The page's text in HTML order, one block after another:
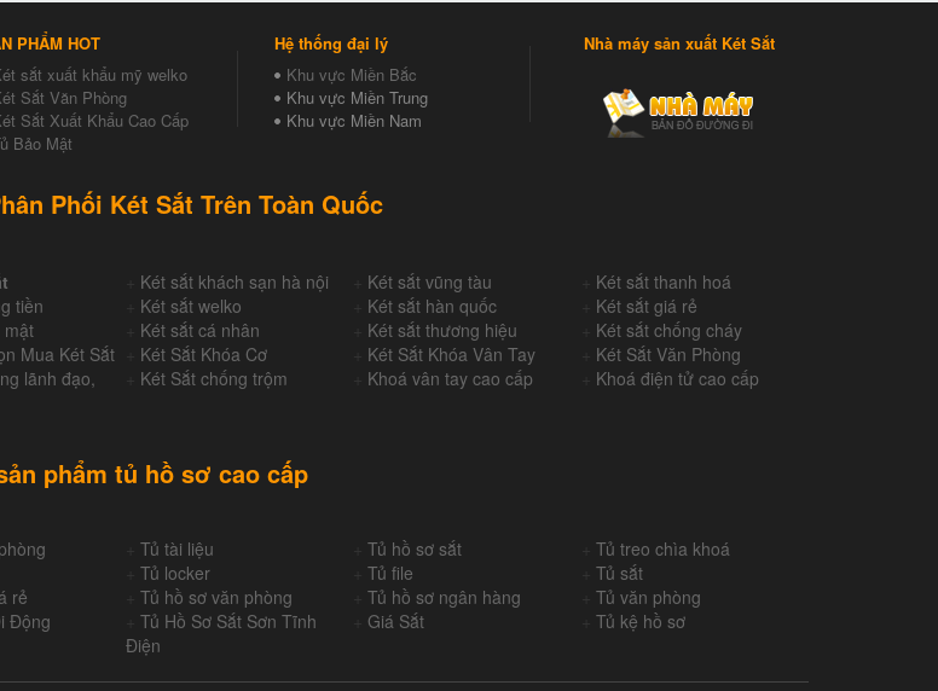
PHẨM HOT
sắt xuất khẩu mỹ welko
Sắt Văn Phòng
Sắt Xuất Khẩu Cao Cấp
Bảo Mật
Hệ thống đại lý
Khu vực Miền Bắc
Khu vực Miền Trung
Khu vực Miền Nam
Nhà máy sản xuất Két Sắt
Phối Két Sắt Trên Toàn Quốc
Két sắt khách sạn hà nội Két sắt vũng tàu
Két sắt thanh hoá
tiền Két sắt welko Két sắt hàn quốc
Két sắt giá rẻ
mật Két sắt cá nhân Két sắt thương hiệu
Két sắt chống cháy
Mua Két Sắt Két Sắt Khóa Cơ Két Sắt Khóa Vân Tay
Két Sắt Văn Phòng
lãnh đạo,
Két Sắt chống trộm Khoá vân tay cao cấp Khoá điện tử cao cấp
phẩm tủ hồ sơ cao cấp
Tủ tài liệu +Tủ hồ sơ sắt
Tủ treo chìa khoá
Tủ locker +Tủ file
Tủ sắt
rẻ Tủ hồ sơ văn phòng +Tủ hồ sơ ngân hàng
Tủ văn phòng
Động
Tủ Hồ Sơ Sắt Sơn Tĩnh
Điện
+Giá Sắt Tủ kệ hồ sơ